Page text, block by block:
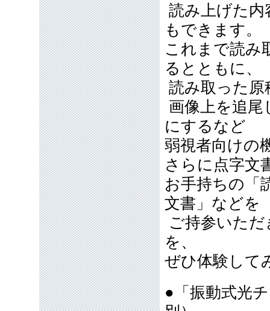
読み上げた
もできます。
これまで読み
るとともに、
読み取った原
画像上を追
にするなど
弱視者向けの
さらに点字文
お手持ちの「
文書」などを
ご持参いた
を、
ぜひ体験して
●「振動式光